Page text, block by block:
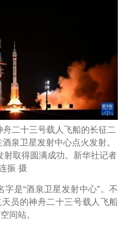
二十三号载人飞船的长征二
泉卫星发射中心点火发射。
射取得圆满成功。新华社记者
振 摄
是“酒泉卫星发射中心”。不
员的神舟二十三号载人飞船
间站。